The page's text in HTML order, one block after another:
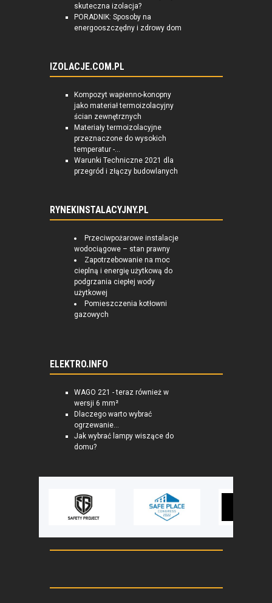
skuteczna izolacja?
PORADNIK: Sposoby na
energooszczędny i zdrowy dom
IZOLACJE.COM.PL
Kompozyt wapienno-konopny
jako materiał termoizolacyjny
ścian zewnętrznych
Materiały termoizolacyjne
przeznaczone do wysokich
temperatur -...
Warunki Techniczne 2021 dla
przegród i złączy budowlanych
RYNEKINSTALACYJNY.PL
Przeciwpożarowe instalacje
wodociągowe – stan prawny
Zapotrzebowanie na moc
cieplną i energię użytkową do
podgrzania ciepłej wody
użytkowej
Pomieszczenia kotłowni
gazowych
ELEKTRO.INFO
WAGO 221 - teraz również w
wersji 6 mm²
Dlaczego warto wybrać
ogrzewanie...
Jak wybrać lampy wiszące do
domu?